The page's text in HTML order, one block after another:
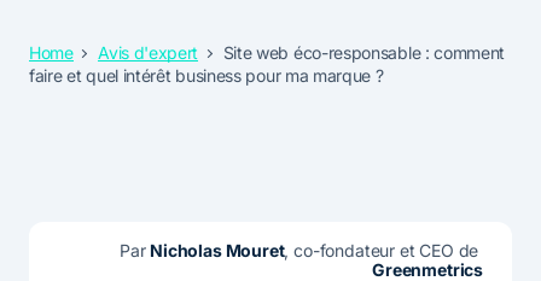
Home Avis d'expert
Site web éco-responsable : comment
faire et quel intérêt business pour ma marque ?
Par Nicholas Mouret
Greenmetrics